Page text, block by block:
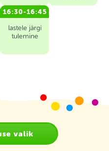
16:30-16:45
lastele järgi
tulemine
valik